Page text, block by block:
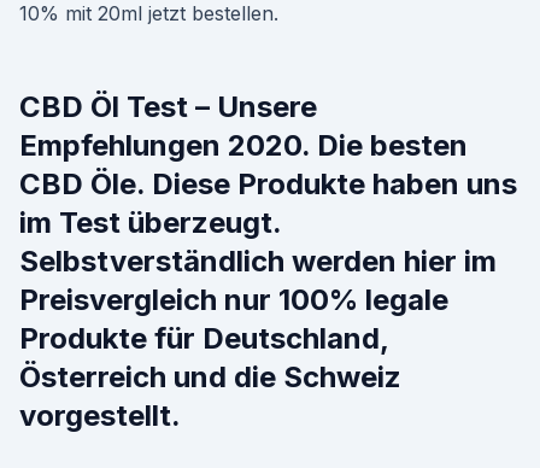
10% mit 20ml jetzt bestellen.
CBD Öl Test – Unsere
Empfehlungen 2020. Die besten
CBD Öle. Diese Produkte haben uns
im Test überzeugt.
Selbstverständlich werden hier im
Preisvergleich nur 100% legale
Produkte für Deutschland,
Österreich und die Schweiz
vorgestellt.